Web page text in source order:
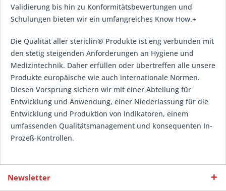
Validierung bis hin zu Konformitätsbewertungen und
Schulungen bieten wir ein umfangreiches Know How.+
Die Qualität aller stericlin® Produkte ist eng verbunden mit
den stetig steigenden Anforderungen an Hygiene und
Medizintechnik. Daher erfüllen oder übertreffen alle unsere
Produkte europäische wie auch internationale Normen.
Diesen Vorsprung sichern wir mit einer Abteilung für
Entwicklung und Anwendung, einer Niederlassung für die
Entwicklung und Produktion von Indikatoren, einem
umfassenden Qualitätsmanagement und konsequenten In-
Prozeß-Kontrollen.
Newsletter